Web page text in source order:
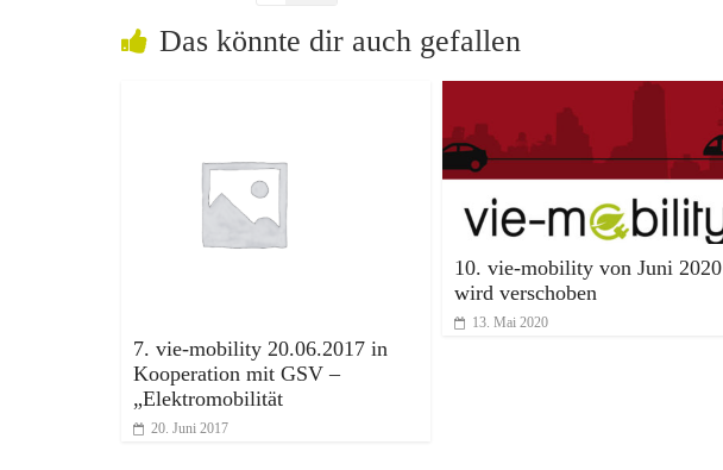
Das könnte dir auch gefallen
7. vie-mobility 20.06.2017 in
Kooperation mit GSV –
„Elektromobilität
20. Juni 2017
10. vie-mobility von Juni 2020
wird verschoben
13. Mai 2020